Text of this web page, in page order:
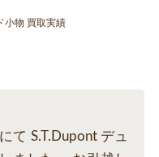
小物 買取実績
て S.T.Dupont デュ